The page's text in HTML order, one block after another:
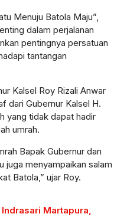
Menuju Batola Maju”,
dalam perjalanan
pentingnya persatuan
tantangan
Kalsel Roy Rizali Anwar
dari Gubernur Kalsel H.
yang tidak dapat hadir
umrah.
Bapak Gubernur dan
juga menyampaikan salam
Batola,” ujar Roy.
Martapura,